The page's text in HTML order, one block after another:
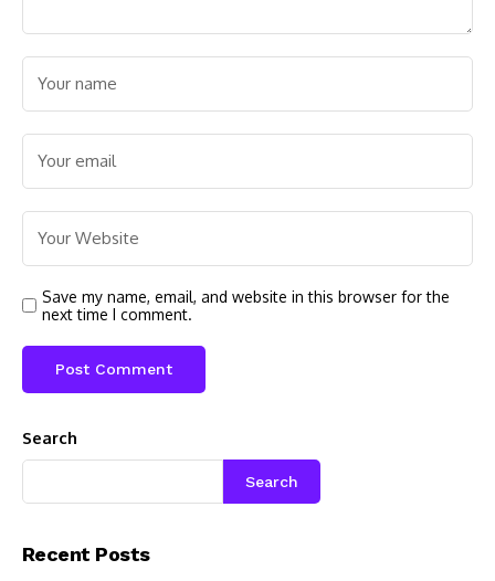
Save my name, email, and website in this browser for the
next time I comment.
Search
Search
Recent Posts